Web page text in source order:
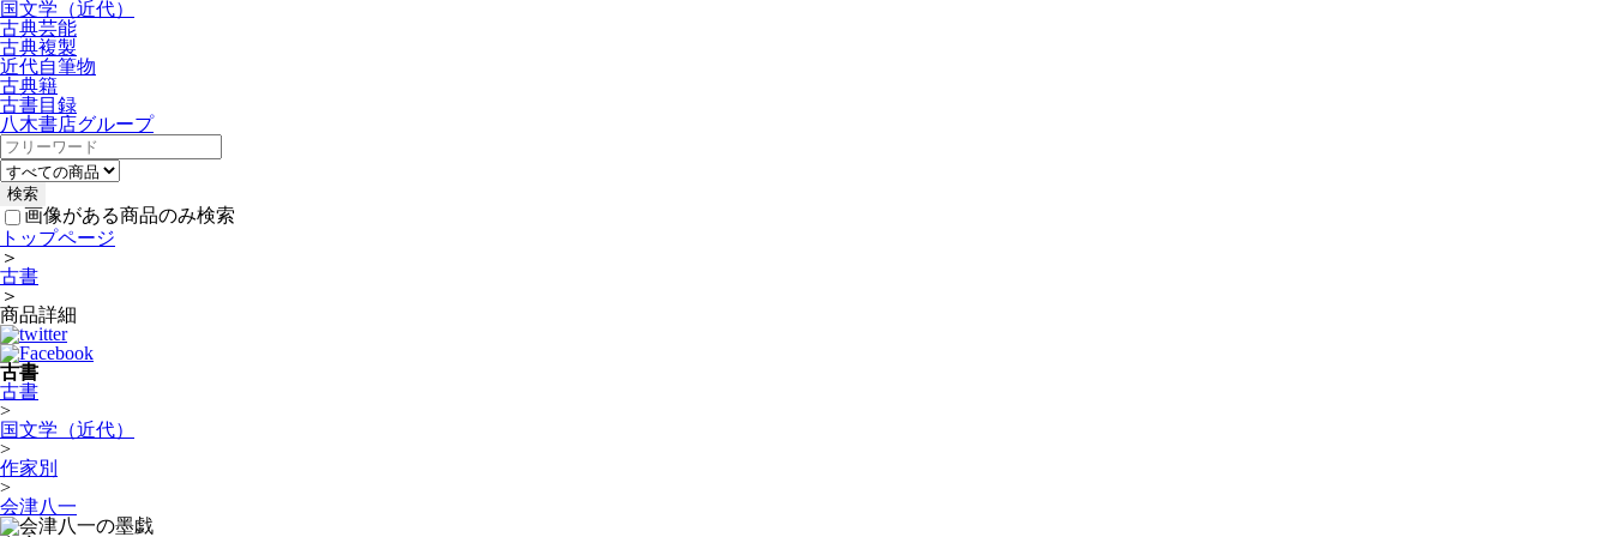
国文学（近代）
古典芸能
古典複製
近代自筆物
古典籍
古書目録
八木書店グループ
画像がある商品のみ検索
トップページ
＞
古書
＞
商品詳細
古書
古書
>
国文学（近代）
>
作家別
>
会津八一